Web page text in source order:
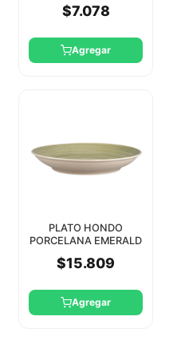
$7.078
Agregar
PLATO HONDO
PORCELANA EMERALD
$15.809
Agregar